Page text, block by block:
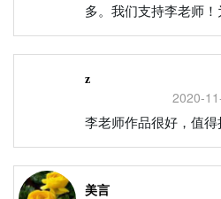
多。我们支持李老师！
z
2020-
李老师作品很好，值得
美言